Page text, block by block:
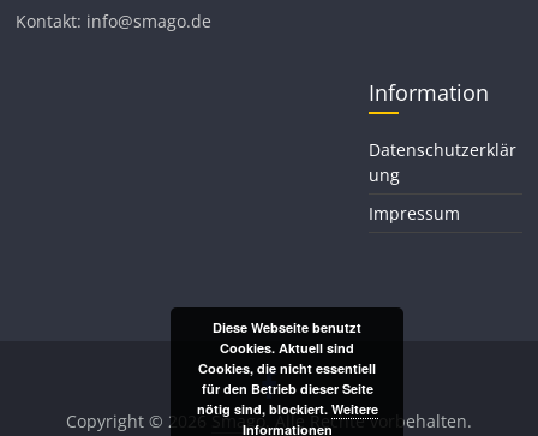
Kontakt: info@smago.de
Information
Datenschutzerklär
ung
Impressum
Copyright © 2026Smago. Alle Rechte vorbehalten.
Diese Webseite benutzt
Cookies. Aktuell sind
Cookies, die nicht essentiell
für den Betrieb dieser Seite
nötig sind, blockiert. Weitere
Informationen